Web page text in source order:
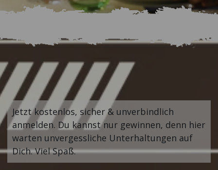
Jetzt kostenlos, sicher & unverbindlich
anmelden. Du kannst nur gewinnen, denn hier
warten unvergessliche Unterhaltungen auf
Dich. Viel Spaß.